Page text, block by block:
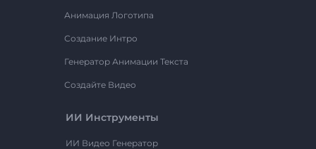
Анимация Логотипа
Создание Интро
Генератор Анимации Текста
Создайте Видео
ИИ Инструменты
ИИ Видео Генератор